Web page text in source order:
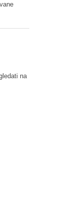
na